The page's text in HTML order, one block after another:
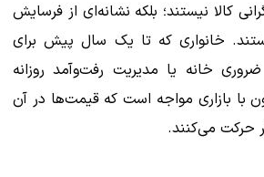
کالا نیستند؛ بلکه نشانه‌ای از فرسایش
خانواری که تا یک سال پیش برای
خانه یا مدیریت رفت‌وآمد روزانه
با بازاری مواجه است که قیمت‌ها در آن
حرکت می‌کنند.